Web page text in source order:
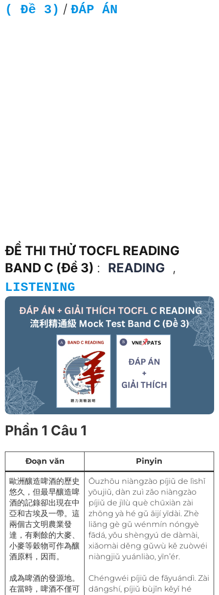
( Đề 3) / ĐÁP ÁN
ĐỀ THI THỬ TOCFL READING
BAND C (Đề 3) : READING ,
LISTENING
Phần 1 Câu 1
Đoạn văn Pinyin
歐洲釀造啤酒的歷史
悠久，但最早釀造啤
酒的記錄卻出現在中
亞和古埃及一帶。這
兩個古文明農業發
達，有剩餘的大麥、
小麥等穀物可作為釀
酒原料，因而。
成為啤酒的發源地。
在當時，啤酒不僅可
Ōuzhōu niàngzào píjiǔ de lìshǐ
yōujiǔ, dàn zuì zǎo niàngzào
píjiǔ de jìlù què chūxiàn zài
zhōng yà hé gǔ āijí yīdài. Zhè
liǎng gè gǔ wénmín nóngyè
fādá, yǒu shèngyú de dàmài,
xiǎomài děng gǔwù kě zuòwéi
niàngjiǔ yuánliào, yīn’ér.
Chéngwéi píjiǔ de fāyuándì. Zài
dāngshí, píjiǔ bùjǐn kěyǐ hé